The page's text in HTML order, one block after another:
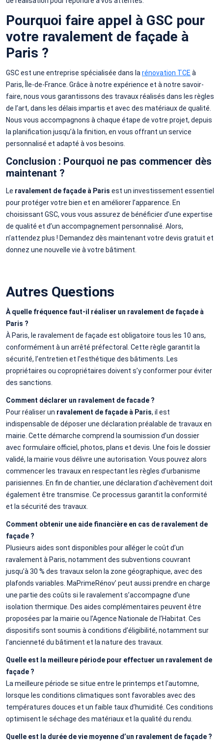
Pourquoi faire appel à GSC pour
votre ravalement de façade à
Paris ?
GSC est une entreprise spécialisée dans la rénovation TCE à
Paris, Île-de-France. Grâce à notre expérience et à notre savoir-
faire, nous vous garantissons des travaux réalisés dans les règles
de l’art, dans les délais impartis et avec des matériaux de qualité.
Nous vous accompagnons à chaque étape de votre projet, depuis
la planification jusqu’à la finition, en vous offrant un service
personnalisé et adapté à vos besoins.
Conclusion : Pourquoi ne pas commencer dès
maintenant ?
Le ravalement de façade à Paris est un investissement essentiel
pour protéger votre bien et en améliorer l’apparence. En
choisissant GSC, vous vous assurez de bénéficier d’une expertise
de qualité et d’un accompagnement personnalisé. Alors,
n’attendez plus ! Demandez dès maintenant votre devis gratuit et
donnez une nouvelle vie à votre bâtiment.
Autres Questions
À quelle fréquence faut-il réaliser un ravalement de façade à
Paris ?
À Paris, le ravalement de façade est obligatoire tous les 10 ans,
conformément à un arrêté préfectoral. Cette règle garantit la
sécurité, l’entretien et l’esthétique des bâtiments. Les
propriétaires ou copropriétaires doivent s’y conformer pour éviter
des sanctions.
Comment déclarer un ravalement de facade ?
Pour réaliser un ravalement de façade à Paris, il est
indispensable de déposer une déclaration préalable de travaux en
mairie. Cette démarche comprend la soumission d’un dossier
avec formulaire officiel, photos, plans et devis. Une fois le dossier
validé, la mairie vous délivre une autorisation. Vous pouvez alors
commencer les travaux en respectant les règles d’urbanisme
parisiennes. En fin de chantier, une déclaration d’achèvement doit
également être transmise. Ce processus garantit la conformité
et la sécurité des travaux.
Comment obtenir une aide financière en cas de ravalement de
façade ?
Plusieurs aides sont disponibles pour alléger le coût d’un
ravalement à Paris, notamment des subventions couvrant
jusqu’à 30 % des travaux selon la zone géographique, avec des
plafonds variables. MaPrimeRénov’ peut aussi prendre en charge
une partie des coûts si le ravalement s’accompagne d’une
isolation thermique. Des aides complémentaires peuvent être
proposées par la mairie ou l’Agence Nationale de l’Habitat. Ces
dispositifs sont soumis à conditions d’éligibilité, notamment sur
l’ancienneté du bâtiment et la nature des travaux.
Quelle est la meilleure période pour effectuer un ravalement de
façade ?
La meilleure période se situe entre le printemps et l’automne,
lorsque les conditions climatiques sont favorables avec des
températures douces et un faible taux d’humidité. Ces conditions
optimisent le séchage des matériaux et la qualité du rendu.
Quelle est la durée de vie moyenne d’un ravalement de façade ?